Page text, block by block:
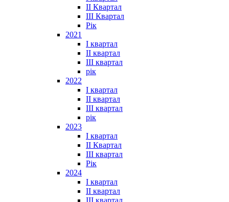
II Квартал
III Квартал
Рік
2021
I квартал
II квартал
III квартал
рік
2022
I квартал
II квартал
ІІІ квартал
рік
2023
І квартал
ІІ Квартал
III квартал
Рік
2024
I квартал
II квартал
III квартал